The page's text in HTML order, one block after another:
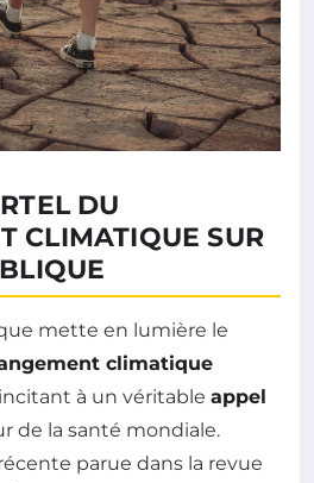
DU
CLIMATIQUE SUR
mette en lumière le
climatique
à un véritable appel
de la santé mondiale.
parue dans la revue